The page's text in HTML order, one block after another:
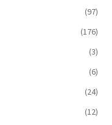
(97)
(176)
(3)
(6)
(24)
(12)